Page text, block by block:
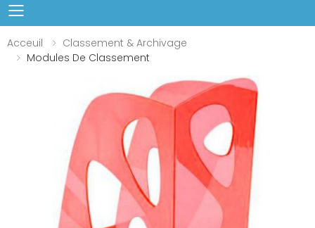
Basculer le menu mobile
Acceuil
Classement & Archivage
Modules De Classement